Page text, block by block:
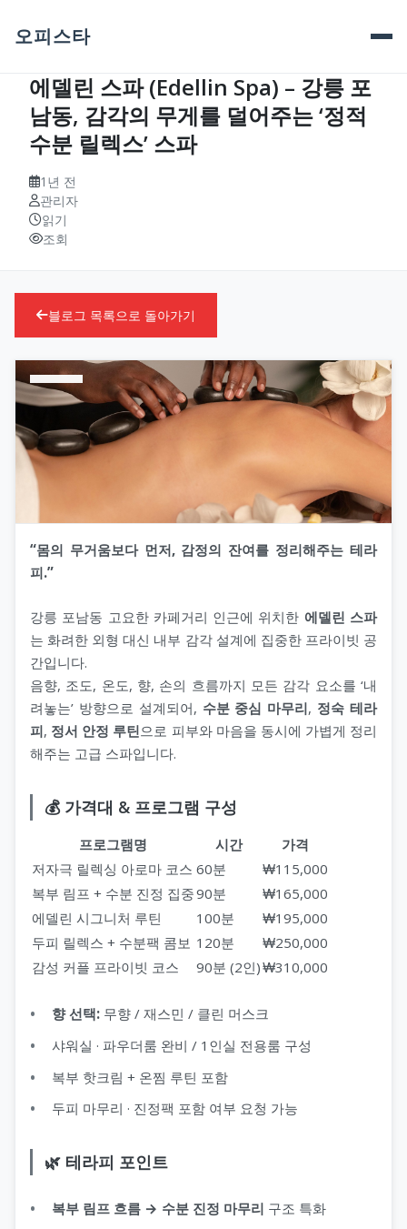
오피스타
에델린 스파 (Edellin Spa) – 강릉 포
남동, 감각의 무게를 덜어주는 ‘정적
수분 릴렉스’ 스파
1년 전
관리자
읽기
조회
블로그 목록으로 돌아가기
“몸의 무거움보다 먼저, 감정의 잔여를 정리해주는 테라
피.”
강릉 포남동 고요한 카페거리 인근에 위치한 에델린 스파
는 화려한 외형 대신 내부 감각 설계에 집중한 프라이빗 공
간입니다.
음향, 조도, 온도, 향, 손의 흐름까지 모든 감각 요소를 ‘내
려놓는’ 방향으로 설계되어, 수분 중심 마무리, 정숙 테라
피, 정서 안정 루틴으로 피부와 마음을 동시에 가볍게 정리
해주는 고급 스파입니다.
💰 가격대 & 프로그램 구성
프로그램명 시간
가격
저자극 릴렉싱 아로마 코스 60분
₩115,000
복부 림프 + 수분 진정 집중90분
₩165,000
에델린 시그니처 루틴
100분
₩195,000
두피 릴렉스 + 수분팩 콤보 120분
₩250,000
감성 커플 프라이빗 코스
90분 (2인)₩310,000
향 선택: 무향 / 재스민 / 클린 머스크
샤워실 · 파우더룸 완비 / 1인실 전용룸 구성
복부 핫크림 + 온찜 루틴 포함
두피 마무리 · 진정팩 포함 여부 요청 가능
🌿 테라피 포인트
복부 림프 흐름 → 수분 진정 마무리 구조 특화